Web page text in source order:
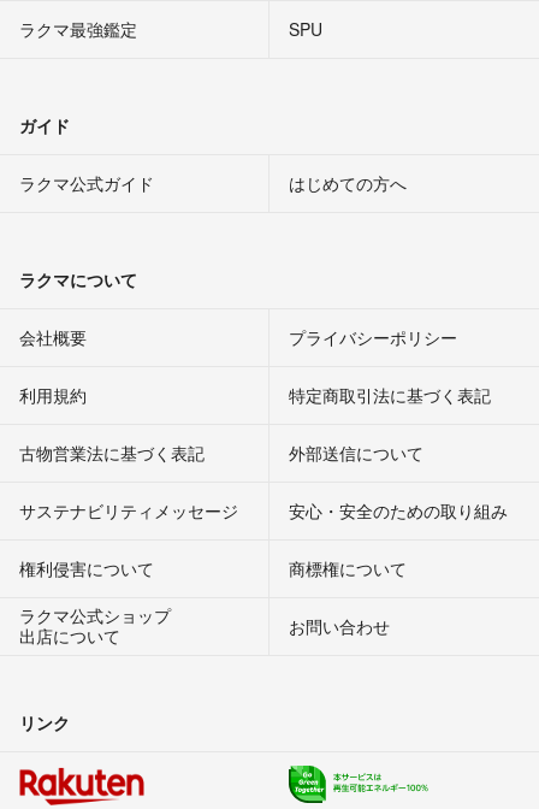
ラクマ最強鑑定
SPU
ガイド
ラクマ公式ガイド はじめての方へ
ラクマについて
会社概要 プライバシーポリシー
利用規約 特定商取引法に基づく表記
古物営業法に基づく表記 外部送信について
サステナビリティメッセージ 安心・安全のための取り組み
権利侵害について
商標権について
ラクマ公式ショップ
出店について
お問い合わせ
リンク